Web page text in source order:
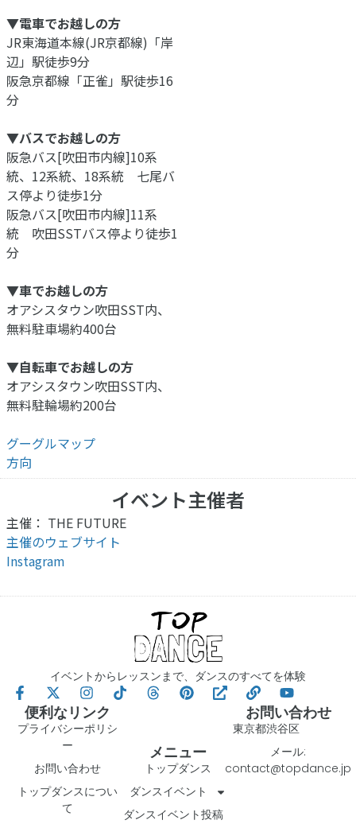
▼電車でお越しの方
JR東海道本線(JR京都線)「岸
辺」駅徒歩9分
阪急京都線「正雀」駅徒歩16
分
▼バスでお越しの方
阪急バス[吹田市内線]10系
統、12系統、18系統 七尾バ
ス停より徒歩1分
阪急バス[吹田市内線]11系
統 吹田SSTバス停より徒歩1
分
▼車でお越しの方
オアシスタウン吹田SST内、
無料駐車場約400台
▼自転車でお越しの方
オアシスタウン吹田SST内、
無料駐輪場約200台
グーグルマップ
方向
イベント主催者
主催： THE FUTURE
主催のウェブサイト
Instagram
イベントからレッスンまで、ダンスのすべてを体験
便利なリンク
プライバシーポリシ
ー
お問い合わせ
トップダンスについ
て
メニュー
トップダンス
ダンスイベント
ダンスイベント投稿
お問い合わせ
東京都渋谷区
メール:
contact@topdance.jp